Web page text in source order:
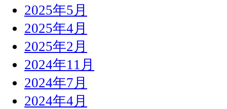
2025年5月
2025年4月
2025年2月
2024年11月
2024年7月
2024年4月